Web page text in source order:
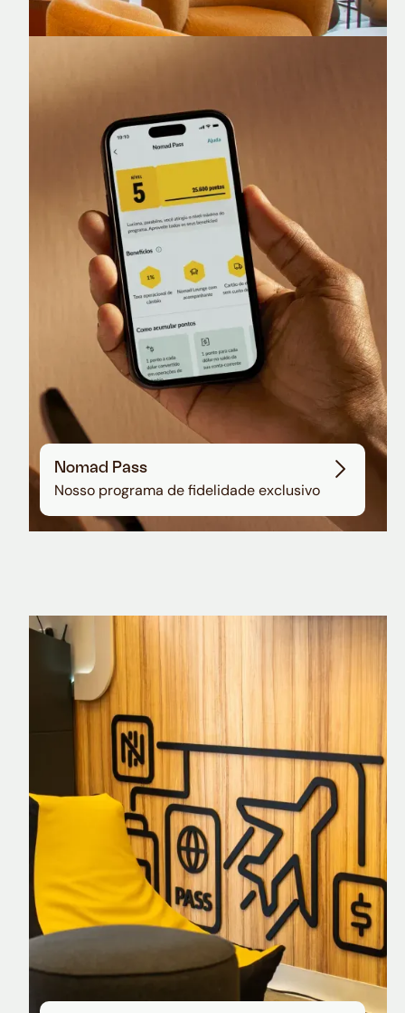
Nomad Lounge
Sala VIP no Aeroporto de Guarulhos
Nomad Pass
Nosso programa de fidelidade exclusivo
Nomad Explorer
Cartão de crédito brasileiro com cashback
em dólar